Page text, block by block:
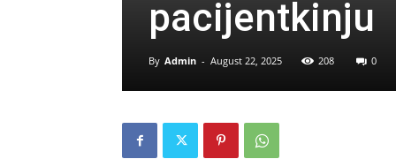
pacijentkinju
By Admin - August 22, 2025 208 0